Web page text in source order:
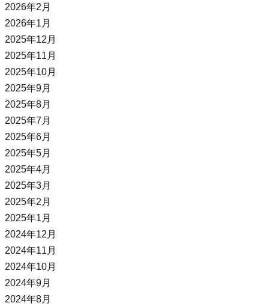
2026年2月
2026年1月
2025年12月
2025年11月
2025年10月
2025年9月
2025年8月
2025年7月
2025年6月
2025年5月
2025年4月
2025年3月
2025年2月
2025年1月
2024年12月
2024年11月
2024年10月
2024年9月
2024年8月